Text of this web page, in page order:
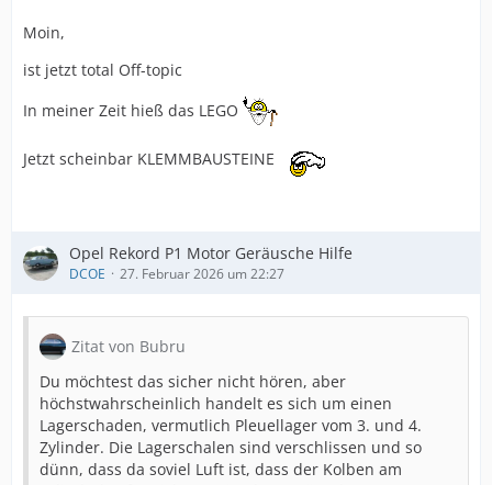
Moin,
ist jetzt total Off-topic
In meiner Zeit hieß das LEGO
Jetzt scheinbar KLEMMBAUSTEINE
Opel Rekord P1 Motor Geräusche Hilfe
DCOE 27. Februar 2026 um 22:27
Zitat von Bubru
Du möchtest das sicher nicht hören, aber
höchstwahrscheinlich handelt es sich um einen
Lagerschaden, vermutlich Pleuellager vom 3. und 4.
Zylinder. Die Lagerschalen sind verschlissen und so
dünn, dass da soviel Luft ist, dass der Kolben am